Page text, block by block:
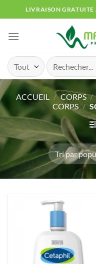
au
contenu
LIVRAISON GRATUITE
Recherche
pour :
ACCUEIL / CORPS /
CORPS /